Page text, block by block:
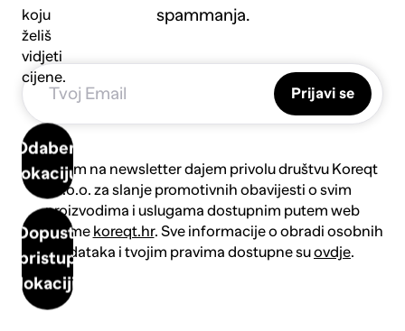
koju
želiš
vidjeti
cijene.
Odaberi
lokaciju
Dopusti
pristup
lokaciji
spammanja.
Prijavi se
Prijavom na newsletter dajem privolu društvu Koreqt
d.o.o. za slanje promotivnih obavijesti o svim
proizvodima i uslugama dostupnim putem web
platforme koreqt.hr. Sve informacije o obradi osobnih
podataka i tvojim pravima dostupne suovdje.